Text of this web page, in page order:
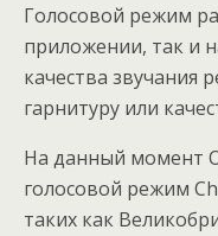
Голосовой режим
приложении, так и
качества звучания
гарнитуру или
На данный момент
голосовой режим
таких как